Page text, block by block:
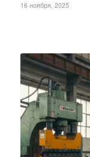
16 ноября, 2025